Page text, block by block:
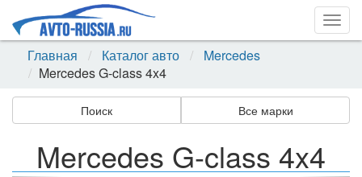
Главная
Каталог авто
Mercedes
Mercedes G-class 4x4
Поиск Все марки
Mercedes G-class 4x4